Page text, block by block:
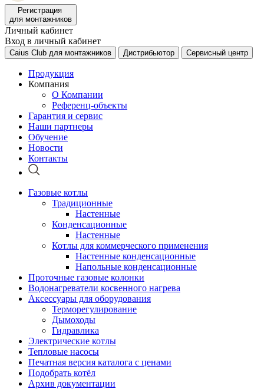
Регистрация
для монтажников
Личный кабинет
Вход в личный кабинет
Caius Club для монтажников Дистрибьютор Сервисный центр
Продукция
Компания
О Компании
Референц-объекты
Гарантия и сервис
Наши партнеры
Обучение
Новости
Контакты
Газовые котлы
Традиционные
Настенные
Конденсационные
Настенные
Котлы для коммерческого применения
Настенные конденсационные
Напольные конденсационные
Проточные газовые колонки
Водонагреватели косвенного нагрева
Аксессуары для оборудования
Терморегулирование
Дымоходы
Гидравлика
Электрические котлы
Тепловые насосы
Печатная версия каталога с ценами
Подобрать котёл
Архив документации